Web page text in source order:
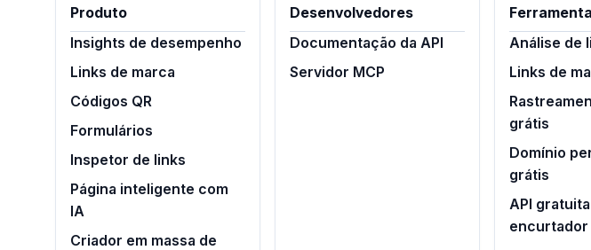
Produto
Insights de desempenho
Links de marca
Códigos QR
Formulários
Inspetor de links
Página inteligente com
IA
Criador em massa de
Desenvolvedores
Documentação da API
Servidor MCP
Análise de
Links de
grátis
Domínio
grátis
API
encurtador